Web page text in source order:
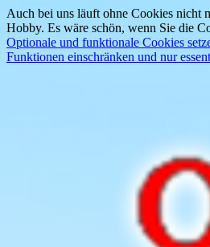
Auch bei uns läuft ohne Cookies nicht
Hobby. Es wäre schön, wenn Sie die
Optionale und funktionale Cookies
Funktionen einschränken und nur